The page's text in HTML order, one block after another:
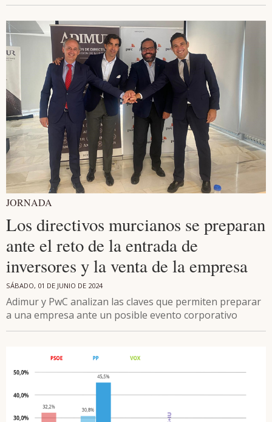
JORNADA
Los directivos murcianos se preparan
ante el reto de la entrada de
inversores y la venta de la empresa
SÁBADO, 01 DE JUNIO DE 2024
Adimur y PwC analizan las claves que permiten preparar
a una empresa ante un posible evento corporativo